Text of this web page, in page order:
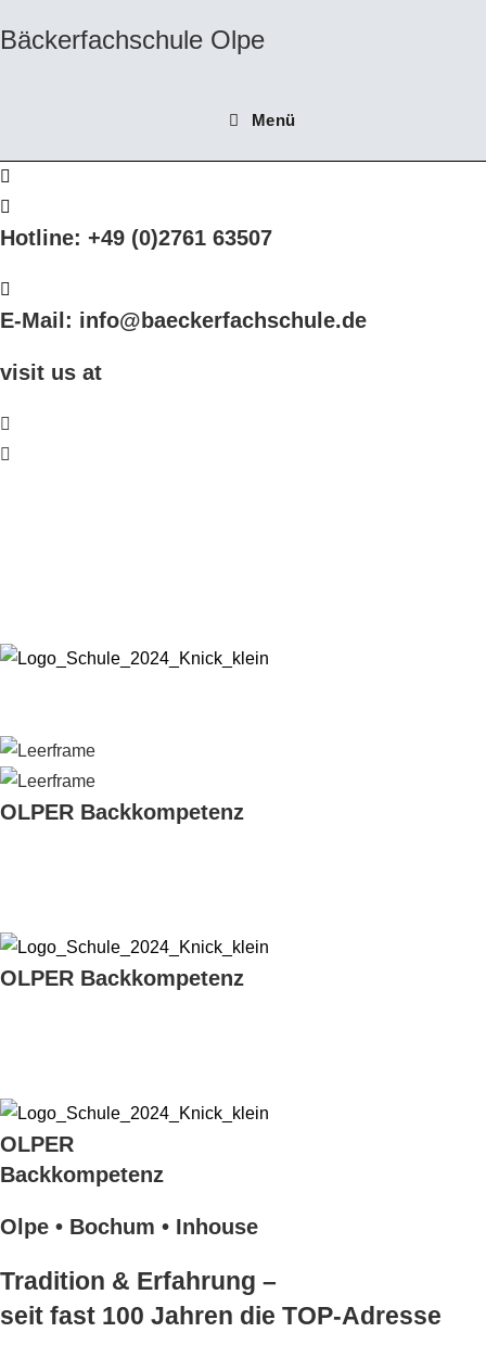
Inhalt
Bäckerfachschule Olpe
Menü
Hotline: +49 (0)2761 63507
E-Mail: info@baeckerfachschule.de
visit us at
OLPER Backkompetenz
OLPER Backkompetenz
OLPER
Backkompetenz
Olpe • Bochum • Inhouse
Tradition & Erfahrung –
seit fast 100 Jahren die TOP-Adresse